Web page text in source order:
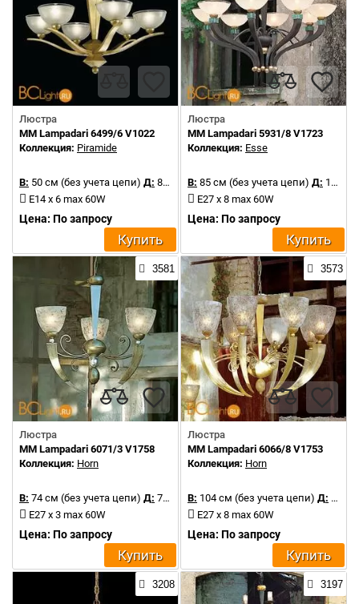
Люстра
MM Lampadari 6499/6 V1022
Коллекция: Piramide
В: 50 см (без учета цепи) Д: 85 см
E14 x 6 max 60W
Цена: По запросу
Купить
Люстра
MM Lampadari 5931/8 V1723
Коллекция: Esse
В: 85 см (без учета цепи) Д: 130 см
E27 x 8 max 60W
Цена: По запросу
Купить
3581
Люстра
MM Lampadari 6071/3 V1758
Коллекция: Horn
В: 74 см (без учета цепи) Д: 70 см
E27 x 3 max 60W
Цена: По запросу
Купить
3573
Люстра
MM Lampadari 6066/8 V1753
Коллекция: Horn
В: 104 см (без учета цепи) Д:
E27 x 8 max 60W
Цена: По запросу
Купить
3208 3197